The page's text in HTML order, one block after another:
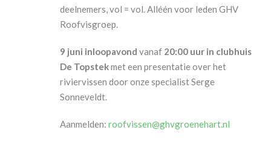
deelnemers, vol = vol. Alléén voor leden GHV
Roofvisgroep.
9 juni inloopavond vanaf 20:00 uur in clubhuis
De Topstekmet een presentatie over het
riviervissen door onze specialist Serge
Sonneveldt.
Aanmelden: roofvissen@ghvgroenehart.nl